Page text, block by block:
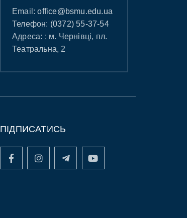
Email:office@bsmu.edu.ua
Телефон: (0372) 55-37-54
Адреса: : м. Чернівці, пл.
Театральна, 2
ПІДПИСАТИСЬ